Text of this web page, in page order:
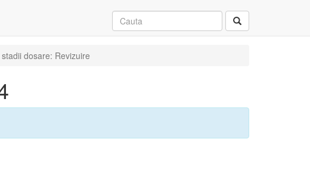
dosare: Revizuire